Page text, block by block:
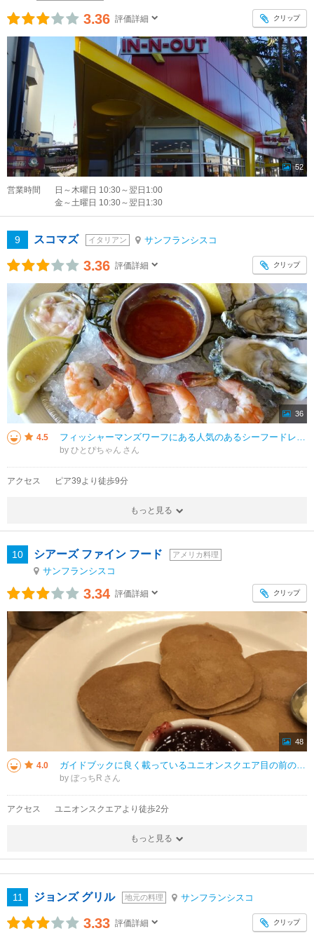
3.36 評価詳細 クリップ
52
営業時間
日～木曜日 10:30～翌日1:00
金～土曜日 10:30～翌日1:30
9 スコマズ イタリアン サンフランシスコ
3.36 評価詳細 クリップ
36
4.5
by ひとぴちゃん
アクセス ピア39より徒歩9分
もっと見る
10 シアーズ ファイン フード アメリカ料理
サンフランシスコ
3.34 評価詳細 クリップ
48
4.0
by ぼっちR
アクセス ユニオンスクエアより徒歩2分
もっと見る
11 ジョンズ グリル 地元の料理 サンフランシスコ
3.33 評価詳細 クリップ